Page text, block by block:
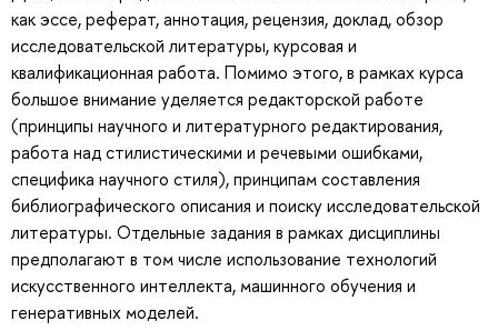
как эссе, реферат, аннотация, рецензия, доклад, обзор
исследовательской литературы, курсовая и
квалификационная работа. Помимо этого, в рамках курса
большое внимание уделяется редакторской работе
(принципы научного и литературного редактирования,
работа над стилистическими и речевыми ошибками,
специфика научного стиля), принципам составления
библиографического описания и поиску исследовательской
литературы. Отдельные задания в рамках дисциплины
предполагают в том числе использование технологий
искусственного интеллекта, машинного обучения и
генеративных моделей.